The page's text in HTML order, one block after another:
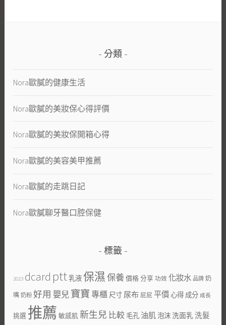
分類
Nora歐膩的健康生活
Nora歐膩的美妝保心得評價
Nora歐膩的美妝保開箱心得
Nora歐膩的美容美甲推薦
Nora歐膩的走跳日記
Nora歐膩聊牙醫口腔保健
標籤
2023 dcard ptt乳液保濕保養價格分享 功效 化妝水 品牌 奶
嘴 奶粉 好用 嬰兒 寶寶 專櫃 尺寸 尿布 屁屁 平價心得 成分 成長
挑選 推薦 敏感肌 新生兒 比較 毛孔 油肌泡沫 洗面乳洗髮